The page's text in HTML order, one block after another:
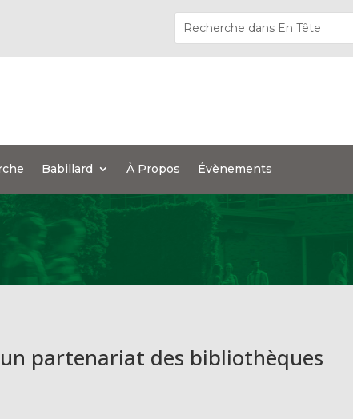
Babillard À Propos Évènements
partenariat des bibliothèques